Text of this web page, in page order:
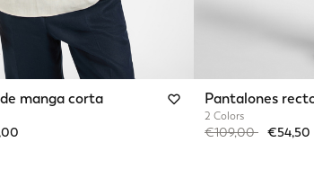
manga corta Pantalones
2 Colors
Price reduced from
€109,00to€54,50